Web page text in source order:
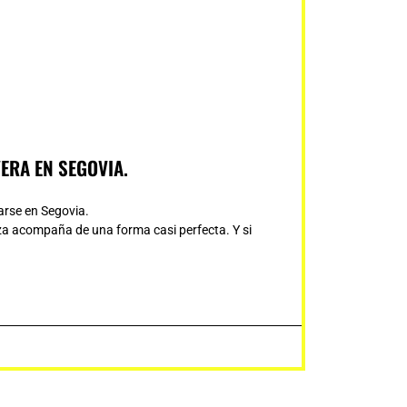
EN SEGOVIA.
en Segovia.
acompaña de una forma casi perfecta. Y si